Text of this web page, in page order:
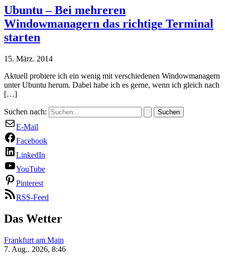
Ubuntu – Bei mehreren
Windowmanagern das richtige Terminal
starten
15. März. 2014
Aktuell probiere ich ein wenig mit verschiedenen Windowmanagern
unter Ubuntu herum. Dabei habe ich es gerne, wenn ich gleich nach
[…]
Suchen nach:
E-Mail
Facebook
LinkedIn
YouTube
Pinterest
RSS-Feed
Das Wetter
Frankfurt am Main
7. Aug.. 2026, 8:46